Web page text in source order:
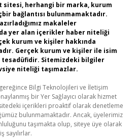
sitesi, herhangi bir marka, kurum
bağlantısı bulunmamaktadır.
makaleler
yer alan içerikler haber niteliği
kurum ve kişiler hakkında
Gerçek kurum ve kişiler ile isim
Sitemizdeki bilgiler
niteliği taşımazlar.
gereğince Bilgi Teknolojileri ve İletişim
bir Yer Sağlayıcı olarak hizmet
içerikleri proaktif olarak denetleme
bulunmamaktadır. Ancak, üyelerimiz
taşımakta olup, siteye üye olarak
sayılırlar.